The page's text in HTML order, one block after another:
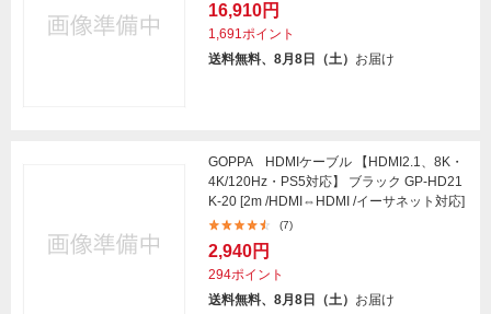
16,910円
1,691ポイント
送料無料、8月8日（土） お届け
GOPPA HDMIケーブル 【HDMI2.1、8K・
4K/120Hz・PS5対応】 ブラック GP-HD21
K-20 [2m /HDMI⇔HDMI /イーサネット対応]
(7)
2,940円
294ポイント
送料無料、8月8日（土） お届け